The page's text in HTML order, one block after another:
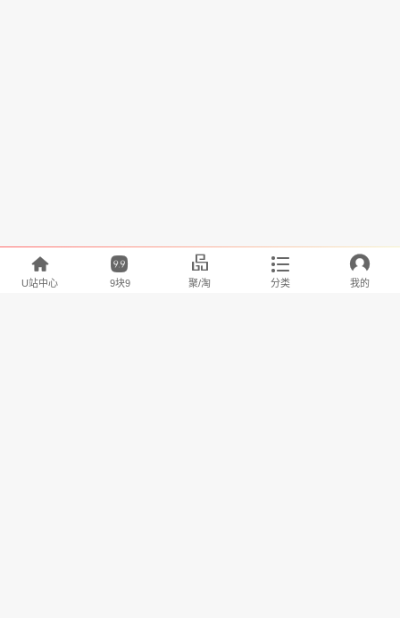

U站中心

9块9

聚/淘

分类

我的